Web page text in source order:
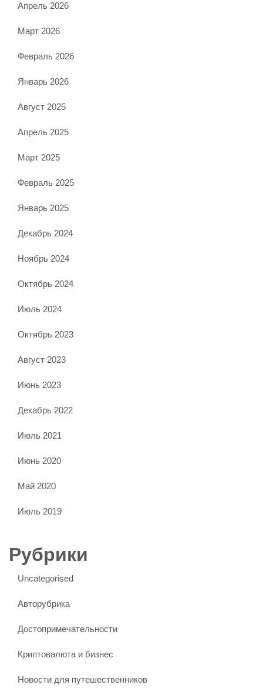
Апрель 2026
Март 2026
Февраль 2026
Январь 2026
Август 2025
Апрель 2025
Март 2025
Февраль 2025
Январь 2025
Декабрь 2024
Ноябрь 2024
Октябрь 2024
Июль 2024
Октябрь 2023
Август 2023
Июнь 2023
Декабрь 2022
Июль 2021
Июнь 2020
Май 2020
Июль 2019
Рубрики
Uncategorised
Авторубрика
Достопримечательности
Криптовалюта и бизнес
Новости для путешественников